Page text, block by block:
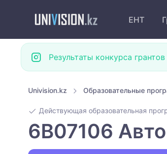
ЕНТ
Результаты конкурса
Univision.kz Образовательные
Действующая образовательная
6B07106